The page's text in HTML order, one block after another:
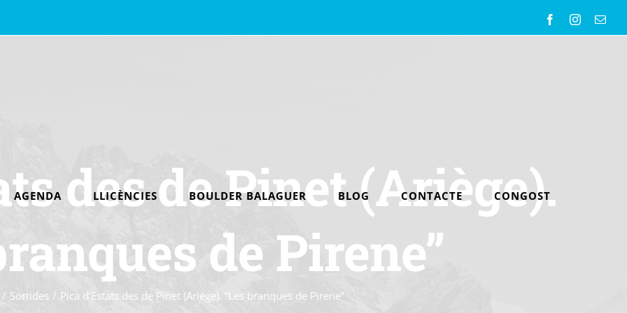
FacebookInstagram
AGENDA LLICÈNCIES BOULDER BALAGUER BLOG CONTACTE CONGOST
des de Pinet (Ariège).
de Pirene”
/ Sortides / Pica d’Estats des de Pinet (Ariège). “Les branques de Pirene”